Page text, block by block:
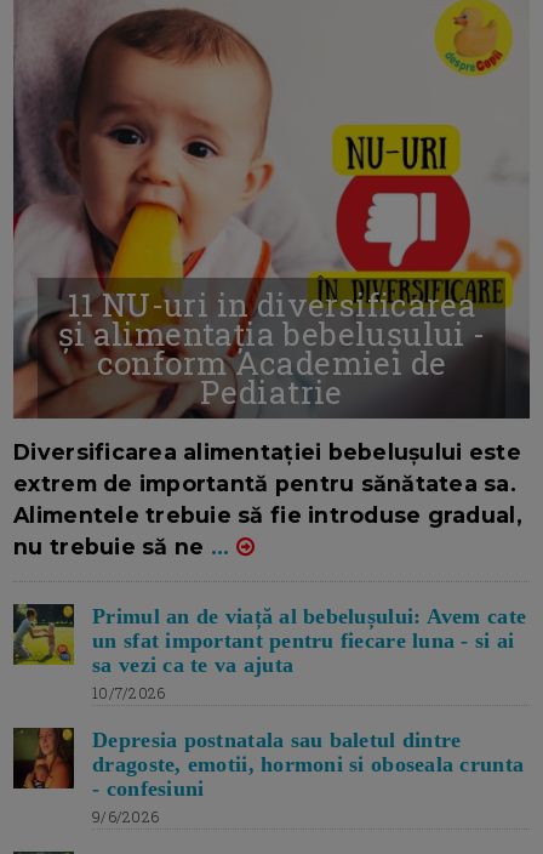
11 NU-uri in diversificarea
și alimentația bebelușului -
conform Academiei de
Pediatrie
Diversificarea alimentației bebelușului este
extrem de importantă pentru sănătatea sa.
Alimentele trebuie să fie introduse gradual,
nu trebuie să ne ...
Primul an de viață al bebelușului: Avem cate
un sfat important pentru fiecare luna - si ai
sa vezi ca te va ajuta
10/7/2026
Depresia postnatala sau baletul dintre
dragoste, emotii, hormoni si oboseala crunta
- confesiuni
9/6/2026